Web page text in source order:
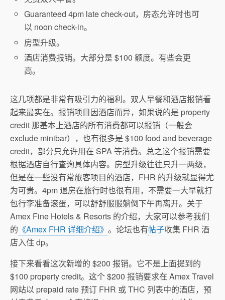
Guaranteed 4pm late check-out，房态允许时也可
以 noon check-in。
房型升级。
酒店消费报销。大部分是 $100 额度。有些会更
高。
这几项都是非常有吸引力的福利。双人早餐和酒店报销看
起来最实在。报销项目因酒店而异，如果说的是 property
credit 那基本上酒店的所有消费都可以报销（一般会
exclude minibar），也有很多是 $100 food and beverage
credit，部分只允许用在 SPA 等消费。总之这个报销需要
根据酒店自行查询具体内容。房型升级往往只升一两级，
但是在一些没有常旅客项目的酒店，FHR 的升级就显得尤
为可贵。4pm 退房在旅行时也很有用，不需要一大早就打
包行李准备滚蛋，可以舒舒服服躺倒下午再离开。关于
Amex Fine Hotels & Resorts 的介绍，大家可以参考我们
的 《Amex FHR 详细介绍》 。论坛也有帖子收集 FHR 酒
店入住 dp。
接下来看看这次新增的 $200 报销。它不是上面提到的
$100 property credit。这个 $200 报销要求在 Amex Travel
网站以 prepaid rate 预订 FHR 或 THC 列表中的酒店，预